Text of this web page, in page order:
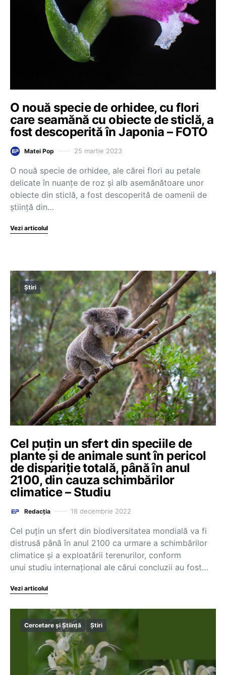
O nouă specie de orhidee, cu flori
care seamănă cu obiecte de sticlă, a
fost descoperită în Japonia – FOTO
Matei Pop 25 martie 2023
O nouă specie de orhidee, ale cărei flori au petale
delicate în nuanţe de roz şi alb asemănătoare unor
obiecte din sticlă, a fost descoperită de oamenii de
ştiinţă din…
Vezi articolul
Știri
Cel puțin un sfert din speciile de
plante și de animale sunt în pericol
de dispariție totală, până în anul
2100, din cauza schimbărilor
climatice – Studiu
Redacția 18 decembrie 2022
Cel puţin un sfert din biodiversitatea mondială va fi
distrusă până în anul 2100 ca urmare a schimbărilor
climatice şi a exploatării terenurilor, conform
unui studiu internaţional ale cărui concluzii au fost…
Vezi articolul
Cercetare și Știință Știri